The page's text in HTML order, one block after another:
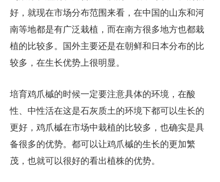
好，就现在市场分布范围来看，在中国的山东和河
南等地都是有广泛栽植，而在南方很多地方也都栽
植的比较多。国外主要还是在朝鲜和日本分布的比
较多，在生长优势上很明显。
培育鸡爪槭的时候一定要注意具体的环境，在酸
性、中性活在这是石灰质土的环境下都可以生长的
更好，鸡爪槭在市场中栽植的比较多，也确实是具
备很多的优势。都可以让鸡爪槭的生长的更加繁
茂，也就可以很好的看出植株的优势。